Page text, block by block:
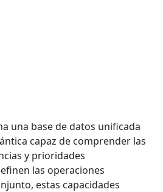
una base de datos unificada
capaz de comprender las
y prioridades
las operaciones
estas capacidades